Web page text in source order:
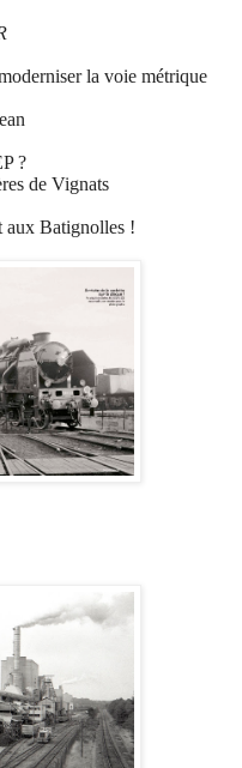
la voie métrique
?
de Vignats
Batignolles !